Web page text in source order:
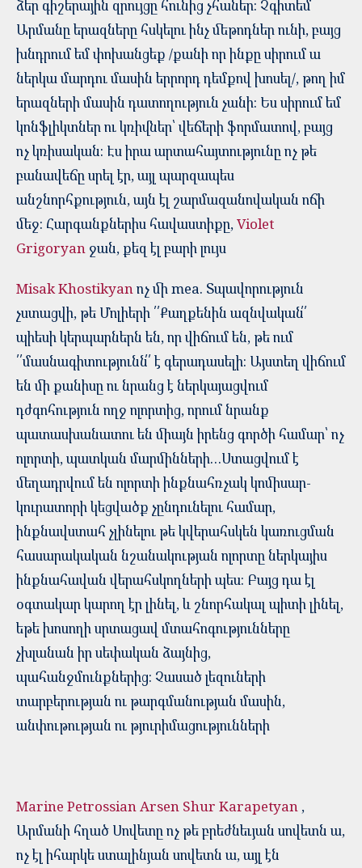
ձեր գիշերային զրույցը հունից չհաներ: Չգիտեմ
Արմանը երազները հսկելու ինչ մեթոդներ ունի, բայց
խնդրում եմ փոխանցեք /քանի որ ինքը սիրում ա
ներկա մարդու մասին երրորդ դեմքով խոսել/, թող իմ
երազների մասին դատողություն չանի: Ես սիրում եմ
կոնֆլիկտներ ու կռիվներ՝ վեճերի ֆորմատով, բայց
ոչ կռիսական: Էս իրա արտահայտությունը ոչ թե
բանավեճը սրել էր, այլ պարզապես
անշնորհքություն, այն էլ շարմազանովական ոճի
մեջ: Հարգանքներիս հավաստիքը,Violet
Grigoryan ջան, քեզ էլ բարի լույս
Misak Khostikyanոչ մի mea. Տպավորություն
չստացվի, թե Մոլիերի ՛՛Քաղքենին ազնվական՛՛
պիեսի կերպարներն են, որ վիճում են, թե ում
՛՛մասնագիտությունն՛՛ է գերադասելի: Այստեղ վիճում
են մի քանիսը ու նրանց է ներկայացվում
դժգոհություն ողջ ոլորտից, որում նրանք
պատասխանատու են միայն իրենց գործի համար՝ ոչ
ոլորտի, պատկան մարմինների…Ստացվում է
մեղադրվում են ոլորտի ինքնահռչակ կոմիսար-
կուրատորի կեցվածք չընդունելու համար,
ինքնավստահ չլինելու թե կվերահսկեն կառուցման
հասարակական նշանակության ոլորտը ներկայիս
ինքնահավան վերահսկողների պես: Բայց դա էլ
օգտակար կարող էր լինել, և շնորհակալ պիտի լինել,
եթե խոսողի սրտացավ մտահոգությունները
չխլանան իր սեփական ձայնից,
պահանջմունքներից: Չասած լեզուների
տարբերության ու թարգմանության մասին,
անփութության ու թյուրիմացությունների
Marine PetrossianArsen Shur Karapetyan ,
Արմանի հղած Սովետը ոչ թե բրեժնեւյան սովետն ա,
ոչ էլ իհարկե ստալինյան սովետն ա, այլ էն